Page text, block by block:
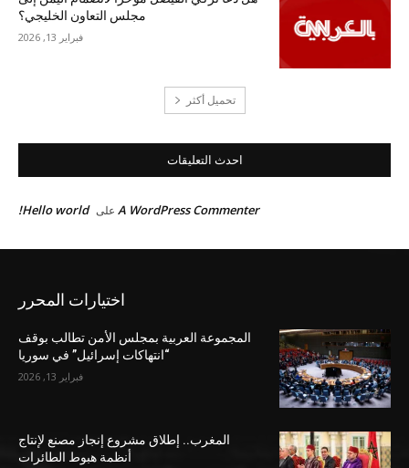
مجلس التعاون الخليجي؟
فبراير 13, 2026
تحميل أكثر
احدث التعليقات
A WordPress Commenter على Hello world!
اختيارات المحرر
المجموعة العربية بمجلس الأمن تطالب بوقف
“انتهاكات إسرائيل” في سوريا
فبراير 13, 2026
المغرب.. إطلاق مشروع إنجاز مصنع لإنتاج
أنظمة هبوط الطائرات